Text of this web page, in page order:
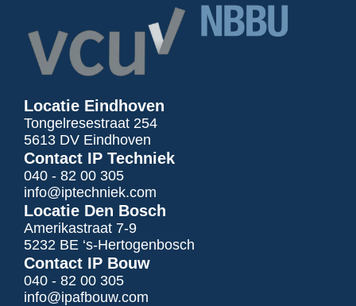
Locatie Eindhoven
Tongelresestraat 254
5613 DV Eindhoven
Contact IP Techniek
040 - 82 00 305
info@iptechniek.com
Locatie Den Bosch
Amerikastraat 7-9
5232 BE ‘s-Hertogenbosch
Contact IP Bouw
040 - 82 00 305
info@ipafbouw.com